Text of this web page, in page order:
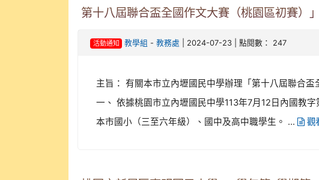
第十八屆聯合盃全國作文大賽（桃園區初賽）
活動通知 教學組 -教務處 | 2024-07-23 | 點閱數： 247
主旨： 有關本市立內壢國民中學辦理「第十八屆聯合
一、 依據桃園市立內壢國民中學113年7月12日內國教
本市國小（三至六年級）、國中及高中職學生。 ...
觀